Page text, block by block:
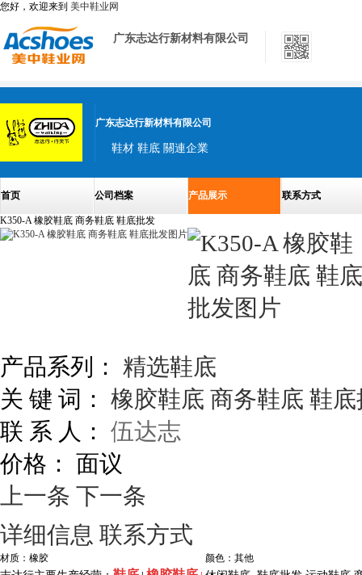
您好，欢迎来到 美中鞋业网
广东志达行新材料有限公司
广东志达行新材料有限公司
鞋材 鞋底 關連企業
首页 公司档案 产品展示 联系方式
K350-A 橡胶鞋底 商务鞋底 鞋底批发
产品系列： 精选鞋底
关 键 词： 橡胶鞋底 商务鞋底 鞋底
联 系 人： 伍达志
价格： 面议
上一条 下一条
详细信息 联系方式
材质：橡胶 颜色：其他